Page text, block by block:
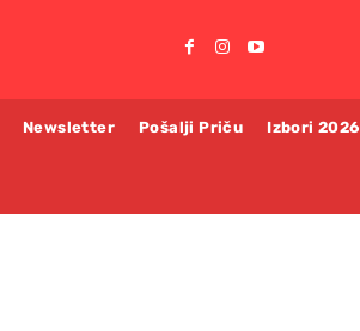
Newsletter Pošalji Priču Izbori 2026